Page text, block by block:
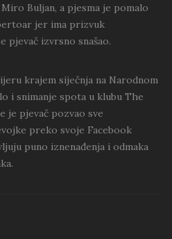
Buljan, a pjesma je pomalo
jer ima prizvuk
pjevač izvrsno snašao.
krajem siječnja na Narodnom
i snimanje spota u klubu The
je pjevač pozvao sve
preko svoje Facebook
puno iznenađenja i odmaka